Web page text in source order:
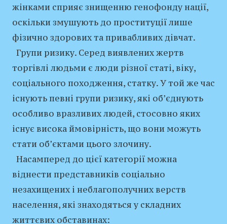
жінками сприяє знищенню генофонду нації,
оскільки змушують до проституції лише
фізично здорових та привабливих дівчат.
Групи ризику. Серед виявлених жертв
торгівлі людьми є люди різної статі, віку,
соціального походження, статку. У той же час
існують певні групи ризику, які об’єднують
особливо вразливих людей, стосовно яких
існує висока ймовірність, що вони можуть
стати об’єктами цього злочину.
Насамперед до цієї категорії можна
віднести представників соціально
незахищених і неблагополучних верств
населення, які знаходяться у складних
життєвих обставинах: